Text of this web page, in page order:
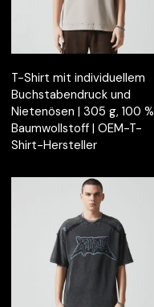
T-Shirt mit individuellem
Buchstabendruck und
Nietenösen | 305 g, 100 %
Baumwollstoff | OEM-T-
Shirt-Hersteller